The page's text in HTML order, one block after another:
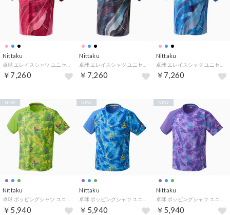
Nittaku
￥7,260
Nittaku
￥7,260
Nittaku
￥7,260
Nittaku
卓球 ポッピングシャツ ユニセックス ジュニア 半袖シャツ トップス ユニフォーム ゲームシャツ JTTAA 公認 公式 （41 ライトグリーン）
￥5,940
NEW
Nittaku
卓球 ポッピングシャツ ユニセックス ジュニア 半袖シャツ トップス ユニフォーム ゲームシャツ JTTAA 公認 公式 （03 ライトブルー）
￥5,940
NEW
Nittaku
卓球 ポッピングシャツ ユニセックス ジュニア 半袖シャツ トップス ユニフォーム ゲームシャツ JTTAA 公認 公式 （50 パープル）
￥5,940
NEW